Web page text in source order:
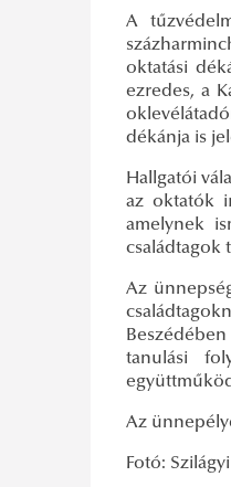
A
oktatási
ezredes, a
dékánja is
Hallgatói
az oktatók
amelynek
családtagok
Az
tanulási
Az
Fotó: